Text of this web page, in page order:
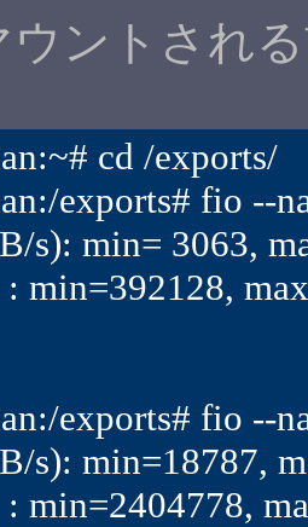
ントされ
cd /exports/
exports# fio --
s): min= 3063,
: min=392128,
exports# fio --
s): min=18787,
: min=2404778,